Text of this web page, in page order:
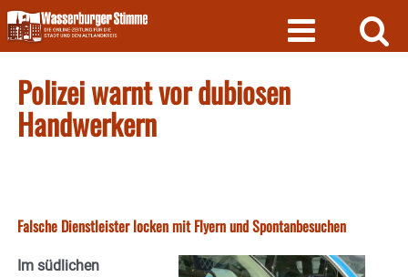
Skip
to
content
Polizei warnt vor dubiosen
Handwerkern
Falsche Dienstleister locken mit Flyern und Spontanbesuchen
Im südlichen